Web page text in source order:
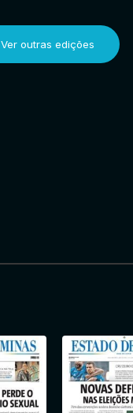
Ver outras edições